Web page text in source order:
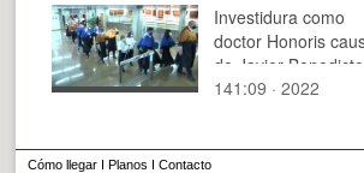
Investidura como
doctor Honoris
de Javier Benedicto
141:09 · 2022
Cómo llegar I Planos I Contacto